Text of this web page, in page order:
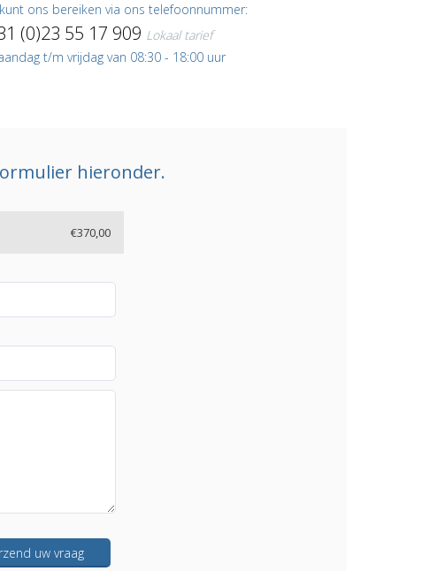
ons bereiken via ons telefoonnummer:
(0)23 55 17 909 Lokaal tarief
t/m vrijdag van 08:30 - 18:00 uur
hieronder.
€370,00
uw vraag